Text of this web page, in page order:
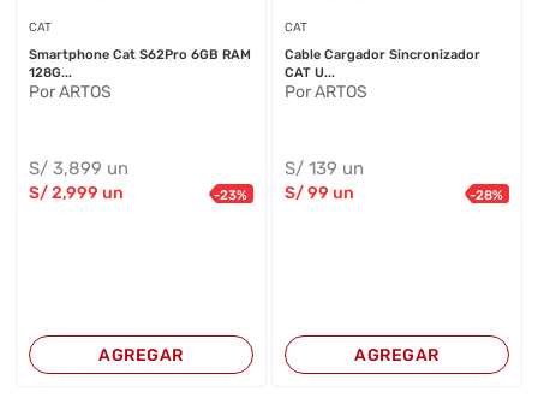
CAT
Smartphone Cat S62Pro 6GB RAM
128G...
Por ARTOS
S/3,899 un
S/2,999 un -23%
AGREGAR
CAT
Cable Cargador Sincronizador
CAT U...
Por ARTOS
S/ 139 un
S/99 un -28%
AGREGAR